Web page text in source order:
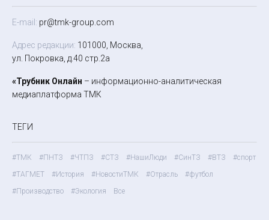
E-mail: pr@tmk-group.com
Адрес редакции: 101000, Москва,
ул. Покровка, д.40 стр.2а
«Трубник Онлайн – информационно-аналитическая
медиаплатформа ТМК
ТЕГИ
#ТМК #ПНТЗ #ЧТПЗ #СТЗ #НашиЛюди #СинТЗ #ВТЗ
#спорт
#ТАГМЕТ
#История #НовостиТМК #Отрасль
#футбол
#Производство
#Экология Все